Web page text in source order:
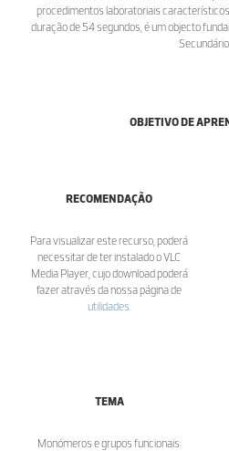
procedimentos laboratoriais
duração de 54 segundos, é um objecto
Secundário.
OBJETIVO DE
RECOMENDAÇÃO
Para visualizar este recurso, poderá
necessitar de ter instalado o VLC
Media Player, cujo download poderá
fazer através da nossa página de
utilidades
TEMA
Monómeros e grupos funcionais: